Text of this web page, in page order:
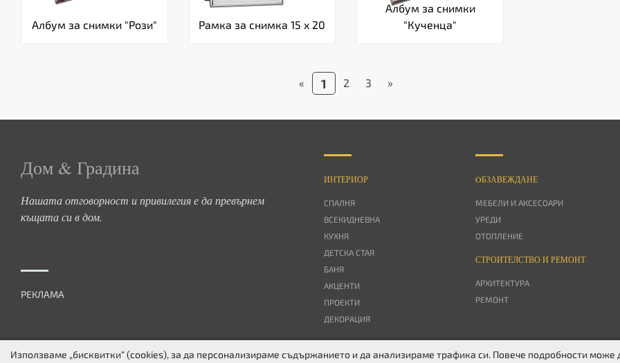
Албум за снимки "Рози" Рамка за снимка 15 x 20
Албум за снимки
"Кученца"
« 1 2 3 »
Дом & Градина
Нашата отговорност и привилегия е да превърнем
къщата си в дом.
РЕКЛАМА
ИНТЕРИОР
СПАЛНЯ
ВСЕКИДНЕВНА
КУХНЯ
ДЕТСКА СТАЯ
БАНЯ
АКЦЕНТИ
ПРОЕКТИ
ДЕКОРАЦИЯ
OБЗАВЕЖДАНЕ
МЕБЕЛИ И АКСЕСОАРИ
УРЕДИ
ОТОПЛЕНИЕ
СТРОИТЕЛСТВО И РЕМОНТ
АРХИТЕКТУРА
РЕМОНТ
ЗА НАС ПОВЕРИТЕЛНОСТ БИСКВИТКИ КОНТАКТИ FACEBOOK TWITTER
Използваме „бисквитки“ (cookies), за да персонализираме съдържанието и да анализираме трафика си. Повече подробности може